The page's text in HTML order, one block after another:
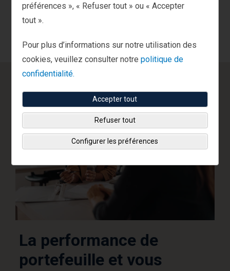
peuvent difficilement se prévaloir.
La performance de
portefeuille et vous
préférences », « Refuser tout » ou « Accepter
tout ».
Pour plus d’informations sur notre utilisation des
cookies, veuillez consulter notrepolitique de
confidentialité.
Accepter tout
Refuser tout
Configurer les préférences